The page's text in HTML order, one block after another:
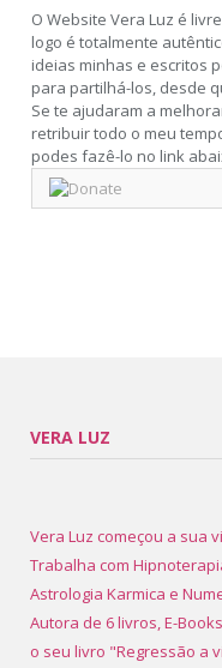
O Website Vera Luz é
logo é totalmente
ideias minhas e escritos
para partilhá-los, desde
Se te ajudaram a
retribuir todo o meu
podes fazê-lo no link
VERA LUZ
Vera Luz começou a sua
Trabalha com
Astrologia Karmica e
Autora de 6 livros, E-
o seu livro "Regressão a